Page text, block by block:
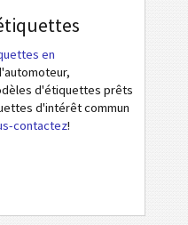
en
d'étiquettes prêts
d'intérêt commun
contactez!